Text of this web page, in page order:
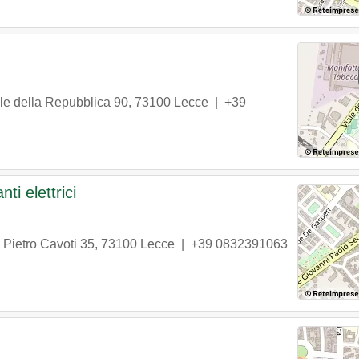
della Repubblica 90, 73100 Lecce +39
elettrici
Pietro Cavoti 35, 73100 Lecce +39 0832391063